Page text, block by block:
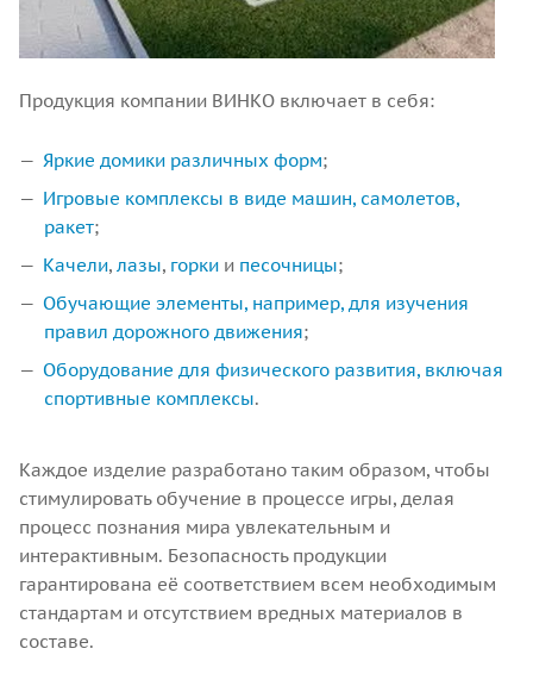
Продукция компании ВИНКО включает в себя:
Яркие домики различных форм;
Игровые комплексы в виде машин, самолетов,
ракет;
Качели, лазы, горки и песочницы;
Обучающие элементы, например, для изучения
правил дорожного движения;
Оборудование для физического развития, включая
спортивные комплексы.
Каждое изделие разработано таким образом, чтобы
стимулировать обучение в процессе игры, делая
процесс познания мира увлекательным и
интерактивным. Безопасность продукции
гарантирована её соответствием всем необходимым
стандартам и отсутствием вредных материалов в
составе.